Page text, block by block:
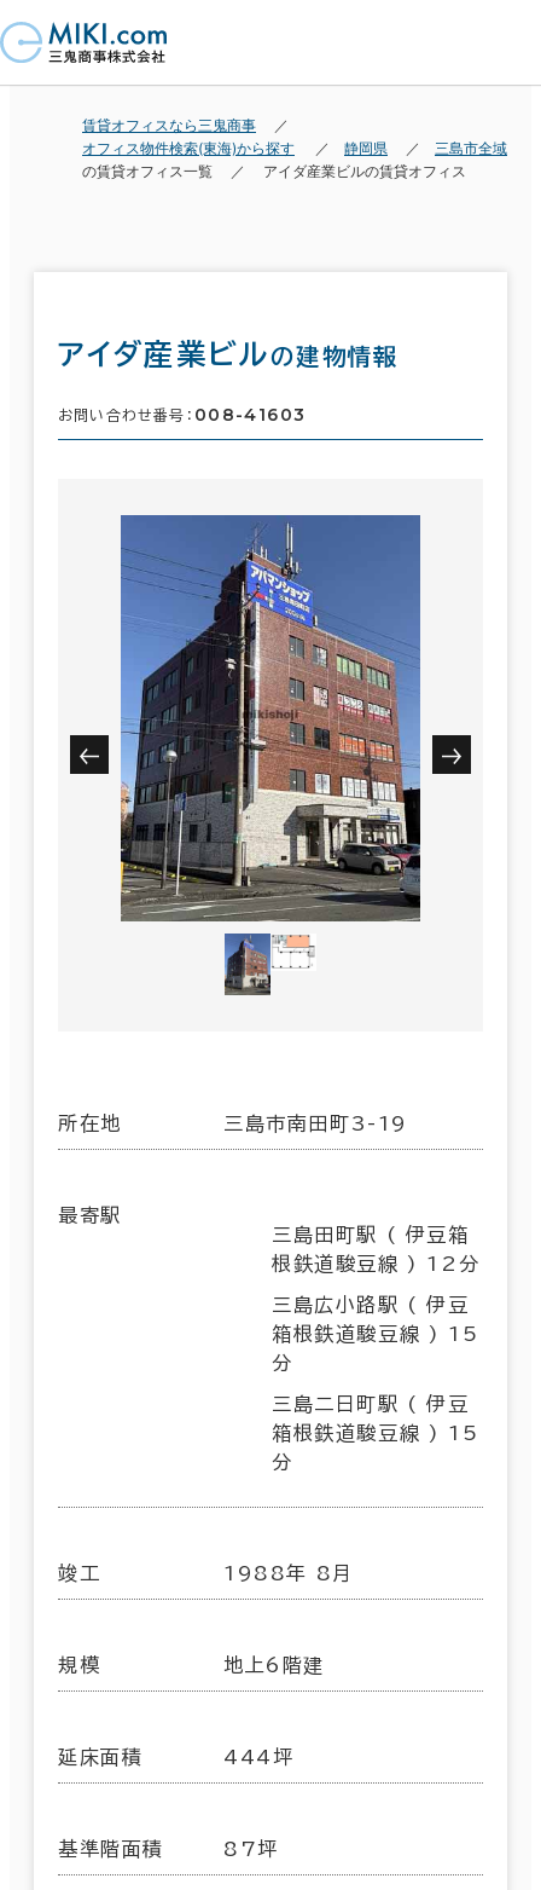
賃貸オフィスなら三鬼商事
オフィス物件検索(東海)から探す
静岡県
三島市全域
の賃貸オフィス一覧
アイダ産業ビルの賃貸オフィス
アイダ産業ビルの建物情報
お問い合わせ番号： 008-41603
所在地 三島市南田町3-19
最寄駅
三島田町駅 ( 伊豆箱
根鉄道駿豆線 ) 12分
三島広小路駅 ( 伊豆
箱根鉄道駿豆線 ) 15
分
三島二日町駅 ( 伊豆
箱根鉄道駿豆線 ) 15
分
竣工 1988年 8月
規模 地上6階建
延床面積 444坪
基準階面積 87坪